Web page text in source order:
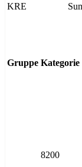
KRE
Gruppe Kategorie
8200